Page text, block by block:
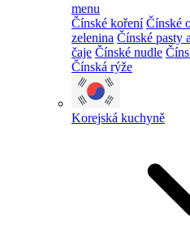
menu
Čínské koření Čínské
zelenina Čínské pasty
čaje Čínské nudle
Čínská rýže
Korejská kuchyně